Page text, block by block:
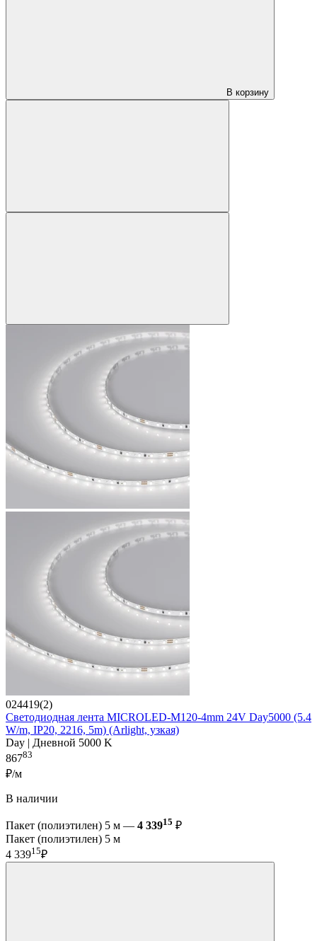
В корзину
024419(2)
Светодиодная лента MICROLED-M120-4mm 24V Day5000 (5.4
W/m, IP20, 2216, 5m) (Arlight, узкая)
Day | Дневной 5000 K
86783
₽/м
В наличии
Пакет (полиэтилен) 5 м — 4 33915 ₽
Пакет (полиэтилен) 5 м
4 33915₽